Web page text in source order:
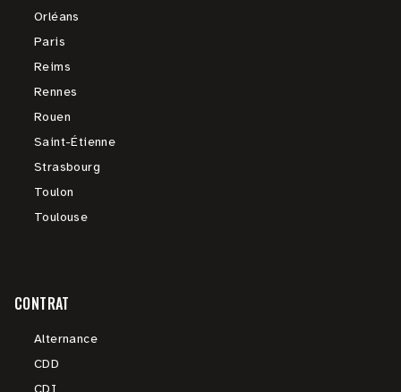
Orléans
Paris
Reims
Rennes
Rouen
Saint-Étienne
Strasbourg
Toulon
Toulouse
CONTRAT
Alternance
CDD
CDI